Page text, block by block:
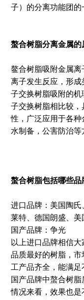
子）的分离功能团的
螯合树脂分离金属的
鳌合树脂吸附金属
离子发生反应，形
子交换树脂吸附的
子交换树脂相比较
性，广泛应用于各
水制备，公害防治等
螯合树脂包括哪些品
进口品牌：美国陶
莱特、德国朗盛、美
国产品牌：争光
以上进口品牌相信
品质最好的树脂，
工产品齐全，能满足
国产品牌中螯合树
情况来看，效果也